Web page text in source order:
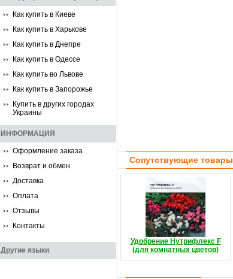
Как купить в Киеве
Как купить в Харькове
Как купить в Днепре
Как купить в Одессе
Как купить во Львове
Как купить в Запорожье
Купить в других городах
Украины
ИНФОРМАЦИЯ
Оформление заказа
Возврат и обмен
Доставка
Оплата
Отзывы
Контакты
Другие языки
Сопутствующие товары
Удобрение Нутрифлекс F
(для комнатных цветов)